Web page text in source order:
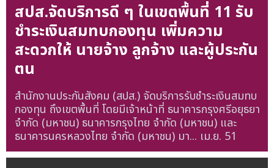
สปส.จัดบริการดี ๆ ในเขตพื้นที่ 11 รับ
ชำระเงินสมทบกองทุน เพิ่มความ
สะดวกให้ นายจ้าง ลูกจ้าง และผู้ประกัน
ตน
สำนักงานประกันสังคม (สปส.) จัดบริการรับชำระเงินสมทบ
กองทุน ถึงเขตพื้นที่ โดยมีเจ้าหน้าที่ ธนาคารกรุงศรีอยุธยา
จำกัด (มหาชน) ธนาคารกรุงไทย จำกัด (มหาชน) และ
ธนาคารนครหลวงไทย จำกัด (มหาชน) มา... เม.ย. 51